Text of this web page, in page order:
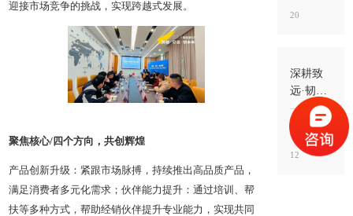
迎接市场竞争的挑战，实现跨越式发展。
聚焦核心/四个方向，共创辉煌
产品创新升级：紧跟市场脉搏，持续推出高品质产品，
满足消费者多元化需求；伙伴能力提升：通过培训、帮
扶等多种方式，帮助经销伙伴提升专业能力，实现共同
以全新
商，助
力铺贴
防水市
场实现
新增长
20
深耕致
远·韧性
增长｜
碱克新
材5月特
训营首
2026-05-
12